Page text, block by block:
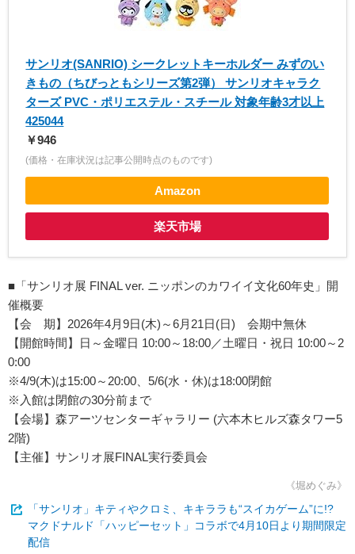
サンリオ(SANRIO) シークレットキーホルダー みずのい
きもの（ちびっともシリーズ第2弾） サンリオキャラク
ターズ PVC・ポリエステル・スチール 対象年齢3才以上
425044
￥946
(価格・在庫状況は記事公開時点のものです)
Amazon
楽天市場
■「サンリオ展 FINAL ver. ニッポンのカワイイ文化60年史」開
催概要
【会 期】2026年4月9日(木)～6月21日(日) 会期中無休
【開館時間】日～金曜日 10:00～18:00／土曜日・祝日 10:00～2
0:00
※4/9(木)は15:00～20:00、5/6(水・休)は18:00閉館
※入館は閉館の30分前まで
【会場】森アーツセンターギャラリー (六本木ヒルズ森タワー5
2階)
【主催】サンリオ展FINAL実行委員会
《堀めぐみ》
「サンリオ」キティやクロミ、キキララも“スイカゲーム”に!?
マクドナルド「ハッピーセット」コラボで4月10日より期間限定
配信